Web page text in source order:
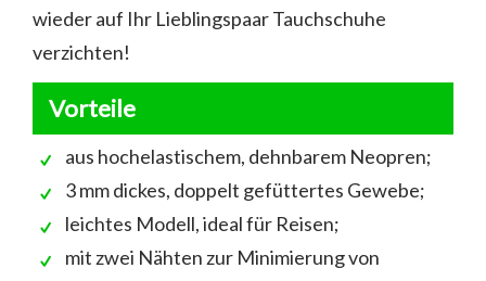
wieder auf Ihr Lieblingspaar Tauchschuhe
verzichten!
Vorteile
aus hochelastischem, dehnbarem Neopren;
3 mm dickes, doppelt gefüttertes Gewebe;
leichtes Modell, ideal für Reisen;
mit zwei Nähten zur Minimierung von